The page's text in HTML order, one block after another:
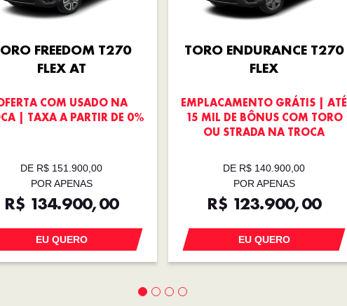
FREEDOM T270
FLEX AT
COM USADO NA
| TAXA A PARTIR DE 0%
DE R$ 151.900,00
POR APENAS
R$ 134.900,00
EU QUERO
TORO ENDURANCE T270
FLEX
EMPLACAMENTO GRÁTIS | ATÉ
15 MIL DE BÔNUS COM TORO
OU STRADA NA TROCA
DE R$ 140.900,00
POR APENAS
R$ 123.900,00
EU QUERO